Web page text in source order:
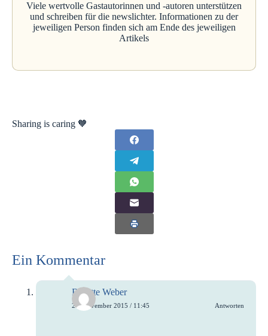
Sharing is caring 🧡
Viele wertvolle Gastautorinnen und -autoren unterstützen
und schreiben für die newslichter. Informationen zu der
jeweiligen Person finden sich am Ende des jeweiligen
Artikels
Ein Kommentar
Brigitte Weber
20. November 2015 / 11:45 Antworten